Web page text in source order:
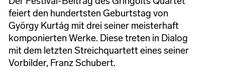
feiert den hundertsten Geburtstag von
György Kurtág mit drei seiner meisterhaft
komponierten Werke. Diese treten in Dialog
mit dem letzten Streichquartett eines seiner
Vorbilder, Franz Schubert.